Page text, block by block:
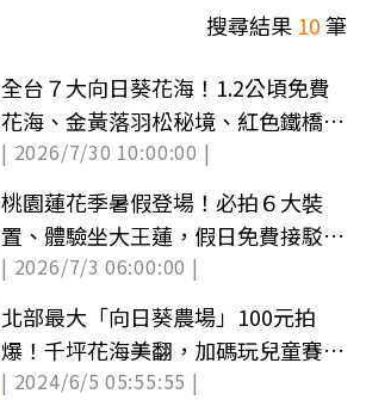
搜尋結果 10筆
全台７大向日葵花海！1.2公頃免費
花海、金黃落羽松秘境、紅色鐵橋同
框
| 2026/7/30 10:00:00 |
桃園蓮花季暑假登場！必拍６大裝
置、體驗坐大王蓮，假日免費接駁班
次一次看
| 2026/7/3 06:00:00 |
北部最大「向日葵農場」100元拍
爆！千坪花海美翻，加碼玩兒童賽
車、碰碰船
| 2024/6/5 05:55:55 |